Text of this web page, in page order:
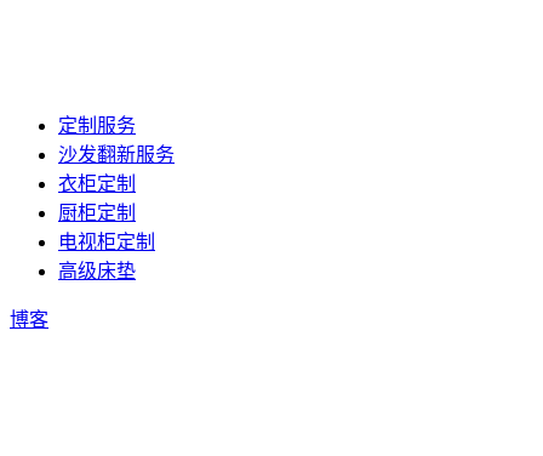
定制服务
沙发翻新服务
衣柜定制
厨柜定制
电视柜定制
高级床垫
博客